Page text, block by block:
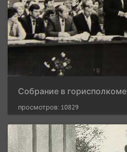
Собрание в горисполкоме
просмотров: 10829